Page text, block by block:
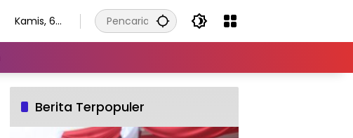
Kamis, 6
Berita Terpopuler